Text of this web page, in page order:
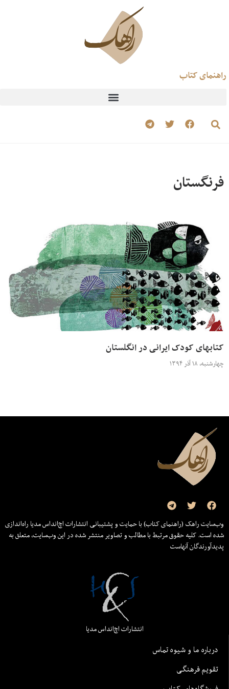
راهنمای کتاب
فرنگستان
کتابهای کودک ایرانی در انگلستان
چهارشنبه، ۱۸ آذر ۱۳۹۴
وب‌سایت راهک (راهنمای کتاب) با حمایت و پشتیبانی انتشارات اچ‌اند‌اس مدیا راه‌اندازی
شده است. کلیه حقوق مرتبط با مطالب و تصاویر منتشر شده در این وب‌سایت، متعلق به
پدیدآورندگان آنهاست
انتشارات اچ‌اند‌اس مدیا
درباره ما و شیوه تماس
تقویم فرهنگی